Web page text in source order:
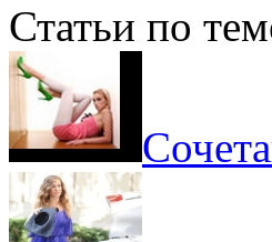
Статьи по